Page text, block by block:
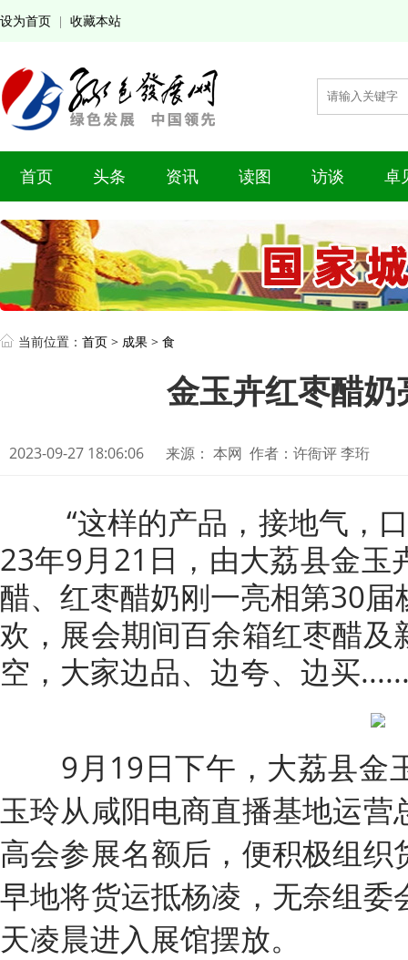
设为首页 收藏本站
首页 头条 资讯 读图 访谈 卓
当前位置： 首页 > 成果 > 食
金玉卉红枣醋
2023-09-27 18:06:06 来源： 本网 作者：许衙评 李珩
“这样的产品，接地气，口
23年9月21日，由大荔县金玉
醋、红枣醋奶刚一亮相第30
欢，展会期间百余箱红枣醋
空，大家边品、边夸、边买
9月19日下午，大荔县金
玉玲从咸阳电商直播基地运
高会参展名额后，便积极组
早地将货运抵杨凌，无奈组
天凌晨进入展馆摆放。